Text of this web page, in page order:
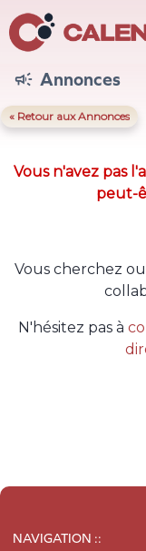
 Annonces
« Retour aux Annonces
Vous n'avez pas
peut-
Vous cherchez
N'hésitez pas à
NAVIGATION ::